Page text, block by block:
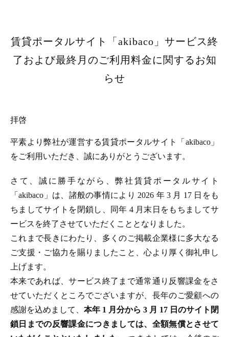
賃貸ポータルサイト「akibaco」サービス終
了および最終月のご利用料金に関するお知
らせ
拝啓
平素より弊社が運営する賃貸ポータルサイト「akibaco」
をご利用いただき、誠にありがとうございます。
さて、誠に勝手ながら、弊社賃貸ポータルサイト
「akibaco」は、諸般の事情により 2026 年 3 月 17 日をも
ちましてサイトを閉鎖し、同年 4 月末日をもちましてサ
ービスを終了させていただくこととなりました。
これまで長きにわたり、多くのご掲載企業様に多大なる
ご支援・ご協力を賜りましたこと、心より厚く御礼申し
上げます。
本来であれば、サービス終了まで通常通り反響課金をさ
せていただくところでございますが、長年のご愛顧への
感謝を込めまして、 本年 1 月分から 3 月 17 日のサイト閉
鎖日までの反響課金につきましては、全額無償とさせて